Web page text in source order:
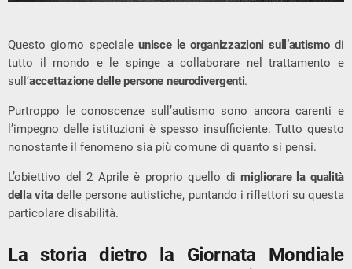
Questo giorno specialeunisce le organizzazioni sull’autismodi
tutto il mondo e le spinge a collaborare nel trattamento e
sull’accettazione delle persone neurodivergenti.
Purtroppo le conoscenze sull’autismo sono ancora carenti e
l’impegno delle istituzioni è spesso insufficiente. Tutto questo
nonostante il fenomeno sia più comune di quanto si pensi.
L’obiettivo del 2 Aprile è proprio quello dimigliorare la qualità
della vita delle persone autistiche, puntando i riflettori su questa
particolare disabilità.
La storia dietro la Giornata Mondiale